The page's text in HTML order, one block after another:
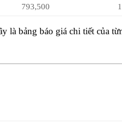
là bảng báo giá chi tiết của